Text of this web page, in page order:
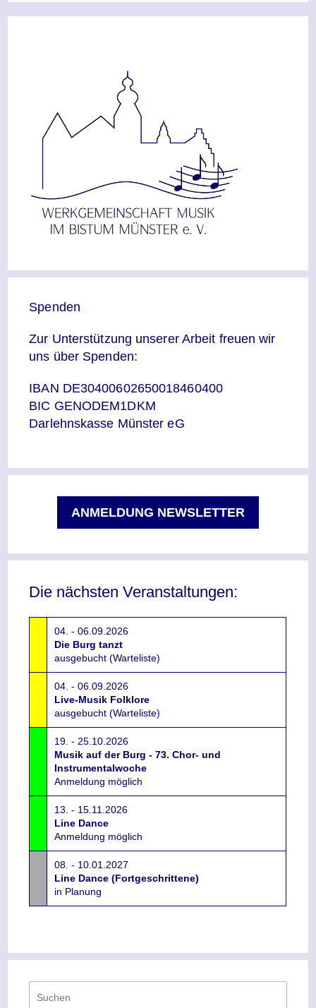
Spenden
Zur Unterstützung unserer Arbeit freuen wir
uns über Spenden:
IBAN DE30400602650018460400
BIC GENODEM1DKM
Darlehnskasse Münster eG
ANMELDUNG NEWSLETTER
Die nächsten Veranstaltungen:
04. - 06.09.2026
Die Burg tanzt
ausgebucht (Warteliste)
04. - 06.09.2026
Live-Musik Folklore
ausgebucht (Warteliste)
19. - 25.10.2026
Musik auf der Burg - 73. Chor- und
Instrumentalwoche
Anmeldung möglich
13. - 15.11.2026
Line Dance
Anmeldung möglich
08. - 10.01.2027
Line Dance (Fortgeschrittene)
in Planung